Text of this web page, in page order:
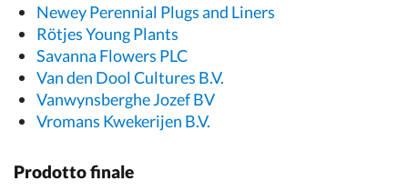
Newey Perennial Plugs and Liners
Rötjes Young Plants
Savanna Flowers PLC
Van den Dool Cultures B.V.
Vanwynsberghe Jozef BV
Vromans Kwekerijen B.V.
Prodotto finale